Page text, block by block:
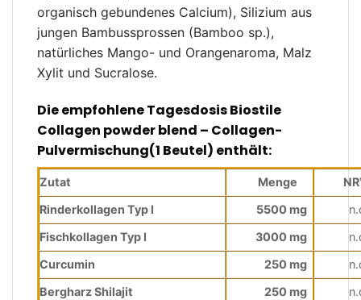
organisch gebundenes Calcium), Silizium aus
jungen Bambussprossen (Bamboo sp.),
natürliches Mango- und Orangenaroma, Malz
Xylit und Sucralose.
Die empfohlene Tagesdosis Biostile
Collagen powder blend – Collagen-
Pulvermischung(1 Beutel) enthält:
Zutat Menge
Rinderkollagen Typ I
5500 mg
Fischkollagen Typ I
3000 mg
Curcumin
250 mg
Bergharz Shilajit
250 mg